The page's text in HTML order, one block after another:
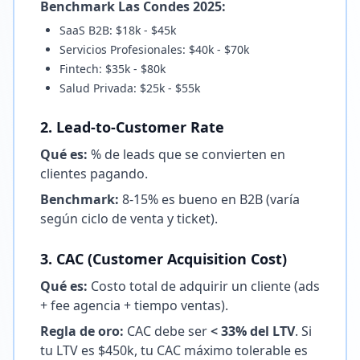
Benchmark Las Condes 2025:
SaaS B2B: $18k - $45k
Servicios Profesionales: $40k - $70k
Fintech: $35k - $80k
Salud Privada: $25k - $55k
2. Lead-to-Customer Rate
Qué es: % de leads que se convierten en
clientes pagando.
Benchmark: 8-15% es bueno en B2B (varía
según ciclo de venta y ticket).
3. CAC (Customer Acquisition Cost)
Qué es: Costo total de adquirir un cliente (ads
+ fee agencia + tiempo ventas).
Regla de oro: CAC debe ser< 33% del LTV. Si
tu LTV es $450k, tu CAC máximo tolerable es